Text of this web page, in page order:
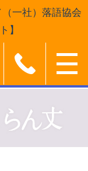
一社）落語協会
】